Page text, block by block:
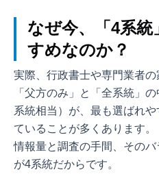
なぜ今、「4系
すめなのか？
実際、行政書士や専門業者の
「父方のみ」と「全系統」
系統相当）が、最も選ばれ
ていることが多くあります。
情報量と調査の手間、その
が4系統だからです。